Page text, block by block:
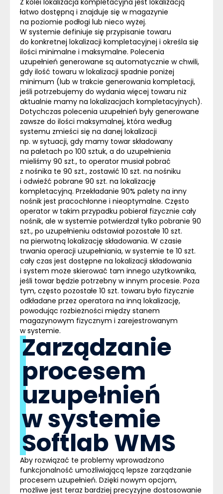
łatwo dostępną i znajduje się w magazynie
na poziomie podłogi lub nieco wyżej.
W systemie definiuje się przypisanie towaru
do konkretnej lokalizacji kompletacyjnej i określa się
ilości minimalne i maksymalne. Polecenia
uzupełnień generowane są automatycznie w chwili,
gdy ilość towaru w lokalizacji spadnie poniżej
minimum (lub w trakcie generowania kompletacji,
jeśli potrzebujemy do wydania więcej towaru niż
aktualnie mamy na lokalizacjach kompletacyjnych).
Dotychczas polecenia uzupełnień były generowane
zawsze do ilości maksymalnej, która według
systemu zmieści się na danej lokalizacji
np. w sytuacji, gdy mamy towar składowany
na paletach po 100 sztuk, a do uzupełnienia
mieliśmy 90 szt., to operator musiał pobrać
z nośnika te 90 szt., zostawić 10 szt. na nośniku
i odwieźć pobrane 90 szt. na lokalizację
kompletacyjną. Przekładanie 90% palety na inny
nośnik jest pracochłonne i nieoptymalne. Często
operator w takim przypadku pobierał fizycznie cały
nośnik, ale w systemie potwierdzał tylko pobranie 90
szt., po uzupełnieniu odstawiał pozostałe 10 szt.
na pierwotną lokalizację składowania. W czasie
trwania operacji uzupełniania, w systemie te 10 szt.
cały czas jest dostępne na lokalizacji składowania
i system może skierować tam innego użytkownika,
jeśli towar będzie potrzebny w innym procesie. Poza
tym, często pozostałe 10 szt. towaru było fizycznie
odkładane przez operatora na inną lokalizację,
powodując rozbieżności między stanem
magazynowym fizycznym i zarejestrowanym
w systemie.
Zarządzanie
procesem
uzupełnień
w systemie
Softlab WMS
Aby rozwiązać te problemy wprowadzono
funkcjonalność umożliwiającą lepsze zarządzanie
procesem uzupełnień. Dzięki nowym opcjom,
możliwe jest teraz bardziej precyzyjne dostosowanie